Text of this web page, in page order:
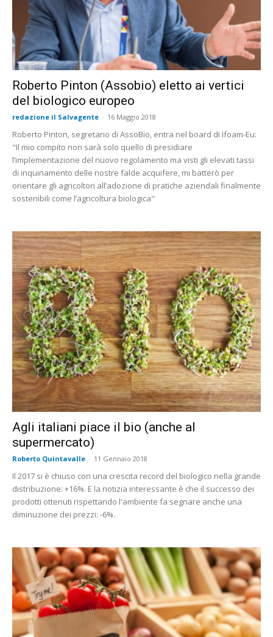
Roberto Pinton (Assobio) eletto ai vertici
del biologico europeo
redazione il Salvagente - 16 Maggio 2018
Roberto Pinton, segretario di AssoBio, entra nel board di Ifoam-Eu:
"Il mio compito non sarà solo quello di presidiare
l’implementazione del nuovo regolamento ma visti gli elevati tassi
di inquinamento delle nostre falde acquifere, mi batterò per
orientare gli agricoltori all’adozione di pratiche aziendali finalmente
sostenibili come l’agricoltura biologica"
Agli italiani piace il bio (anche al
supermercato)
Roberto Quintavalle - 11 Gennaio 2018
Il 2017 si è chiuso con una crescita record del biologico nella grande
distribuzione: +16%. E la notizia interessante è che il successo dei
prodotti ottenuti rispettando l'ambiente fa segnare anche una
diminuzione dei prezzi: -6%.